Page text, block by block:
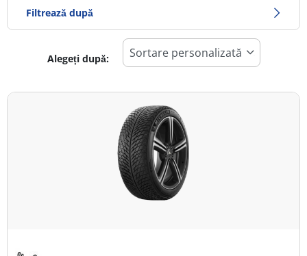
Filtrează după
Toate tipurile (12)
Alegeți după: